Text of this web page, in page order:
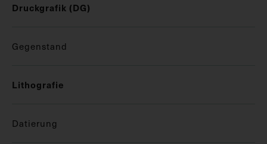
Druckgrafik (DG)
Gegenstand
Lithografie
Datierung